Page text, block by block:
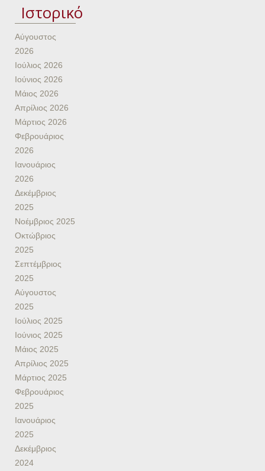
Ιστορικό
Αύγουστος
2026
Ιούλιος 2026
Ιούνιος 2026
Μάιος 2026
Απρίλιος 2026
Μάρτιος 2026
Φεβρουάριος
2026
Ιανουάριος
2026
Δεκέμβριος
2025
Νοέμβριος 2025
Οκτώβριος
2025
Σεπτέμβριος
2025
Αύγουστος
2025
Ιούλιος 2025
Ιούνιος 2025
Μάιος 2025
Απρίλιος 2025
Μάρτιος 2025
Φεβρουάριος
2025
Ιανουάριος
2025
Δεκέμβριος
2024